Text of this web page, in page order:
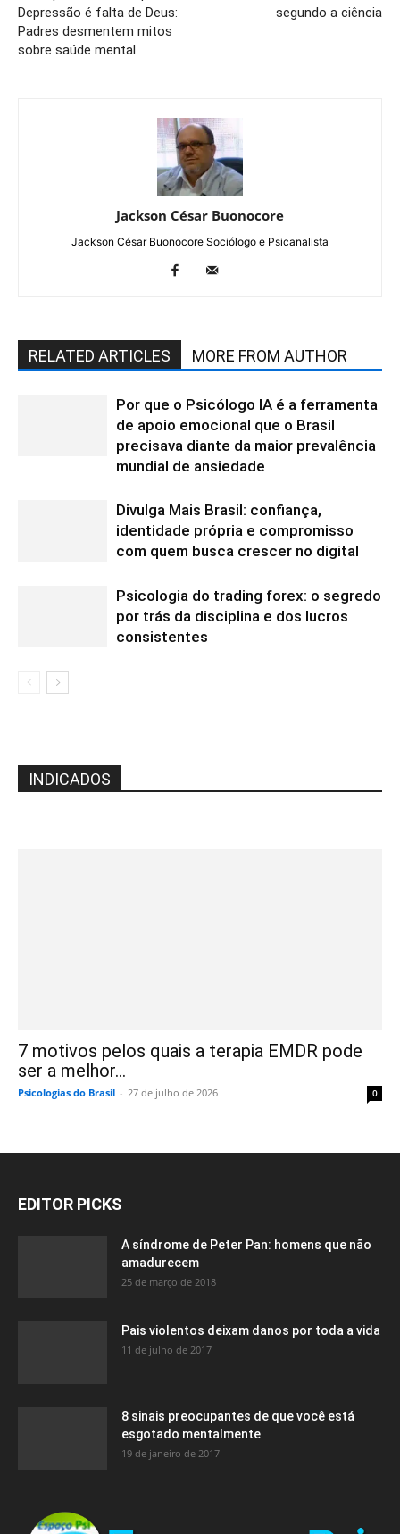
Depressão é falta de Deus:
Padres desmentem mitos
sobre saúde mental.
segundo a ciência
Jackson César Buonocore
Jackson César Buonocore Sociólogo e Psicanalista
RELATED ARTICLES MORE FROM AUTHOR
Por que o Psicólogo IA é a ferramenta
de apoio emocional que o Brasil
precisava diante da maior prevalência
mundial de ansiedade
Divulga Mais Brasil: confiança,
identidade própria e compromisso
com quem busca crescer no digital
Psicologia do trading forex: o segredo
por trás da disciplina e dos lucros
consistentes
INDICADOS
7 motivos pelos quais a terapia EMDR pode
ser a melhor...
Psicologias do Brasil - 27 de julho de 2026 0
EDITOR PICKS
A síndrome de Peter Pan: homens que não
amadurecem
25 de março de 2018
Pais violentos deixam danos por toda a vida
11 de julho de 2017
8 sinais preocupantes de que você está
esgotado mentalmente
19 de janeiro de 2017